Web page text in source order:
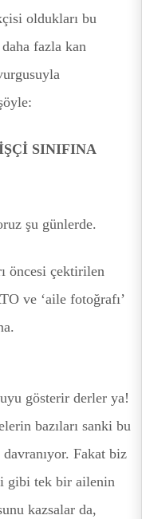
oldukları bu
fazla kan
SINIFINA
şu günlerde.
öncesi çektirilen
ve ‘aile fotoğrafı’
gösterir derler ya!
bazıları sanki bu
Fakat biz
gibi tek bir ailenin
kazsalar da,